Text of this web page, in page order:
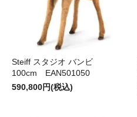
Steiff スタジオ バンビ
100cm EAN501050
590,800円(税込)